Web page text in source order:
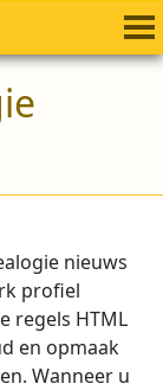
nieuws
profiel
regels HTML
en opmaak
Wanneer u